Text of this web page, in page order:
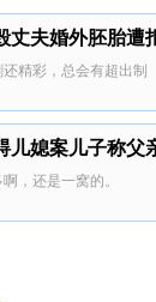
丈夫婚外胚胎遭
精彩，总会有超出制
儿媳案儿子称父
，还是一窝的。